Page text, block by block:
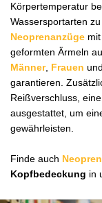
Körpertemperatur
Wassersportarten
Neoprenanzüge
geformten Ärmeln
Männer, Frauen und
garantieren.
Reißverschluss,
ausgestattet, um
gewährleisten.
Finde auch
Kopfbedeckung in